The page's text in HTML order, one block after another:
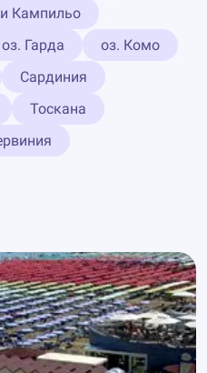
Кампильо
оз. Гарда
оз. Комо
Сардиния
Тоскана